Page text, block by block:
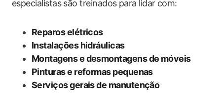
especialistas são treinados para lidar com:
Reparos elétricos
Instalações hidráulicas
Montagens e desmontagens de móveis
Pinturas e reformas pequenas
Serviços gerais de manutenção